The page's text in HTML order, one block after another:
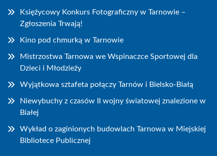
Księżycowy Konkurs Fotograficzny w Tarnowie –
Zgłoszenia Trwają!
Kino pod chmurką w Tarnowie
Mistrzostwa Tarnowa we Wspinaczce Sportowej dla
Dzieci i Młodzieży
Wyjątkowa sztafeta połączy Tarnów i Bielsko-Białą
Niewybuchy z czasów II wojny światowej znalezione w
Białej
Wykład o zaginionych budowlach Tarnowa w Miejskiej
Bibliotece Publicznej